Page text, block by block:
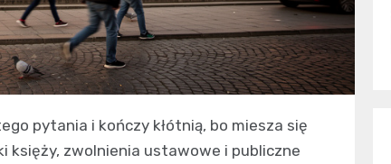
pytania i kończy kłótnią, bo miesza się
księży, zwolnienia ustawowe i publiczne